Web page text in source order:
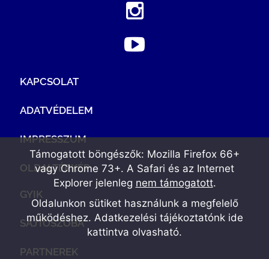
KAPCSOLAT
ADATVÉDELEM
IMPRESSZUM
OLDALTÉRKÉP
GYIK
SAJTÓSZOBA
PARTNEREK
Támogatott böngészők: Mozilla Firefox 66+
vagy Chrome 73+. A Safari és az Internet
Explorer jelenleg nem támogatott.
Oldalunkon sütiket használunk a megfelelő
működéshez. Adatkezelési tájékoztatónk ide
kattintva olvasható.